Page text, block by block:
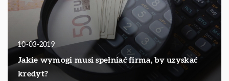
10-03-2019
Jakie wymogi musi spełniać firma, by uzyskać
kredyt?